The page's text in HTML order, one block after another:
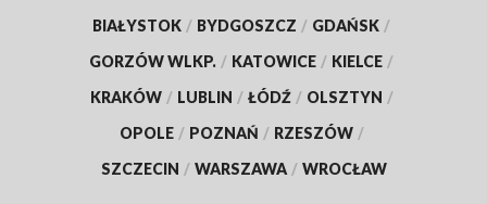
BIAŁYSTOK / BYDGOSZCZ / GDAŃSK /
GORZÓW WLKP. / KATOWICE / KIELCE /
KRAKÓW / LUBLIN / ŁÓDŹ / OLSZTYN /
OPOLE / POZNAŃ / RZESZÓW /
SZCZECIN / WARSZAWA / WROCŁAW